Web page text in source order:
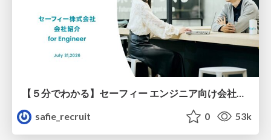
safie_recruit
0 53k